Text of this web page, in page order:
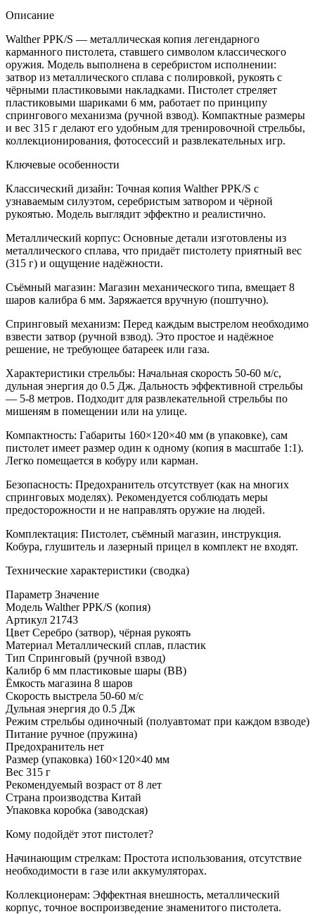
Описание
Walther PPK/S — металлическая копия легендарного
карманного пистолета, ставшего символом классического
оружия. Модель выполнена в серебристом исполнении:
затвор из металлического сплава с полировкой, рукоять с
чёрными пластиковыми накладками. Пистолет стреляет
пластиковыми шариками 6 мм, работает по принципу
спрингового механизма (ручной взвод). Компактные размеры
и вес 315 г делают его удобным для тренировочной стрельбы,
коллекционирования, фотосессий и развлекательных игр.
Ключевые особенности
Классический дизайн: Точная копия Walther PPK/S с
узнаваемым силуэтом, серебристым затвором и чёрной
рукоятью. Модель выглядит эффектно и реалистично.
Металлический корпус: Основные детали изготовлены из
металлического сплава, что придаёт пистолету приятный вес
(315 г) и ощущение надёжности.
Съёмный магазин: Магазин механического типа, вмещает 8
шаров калибра 6 мм. Заряжается вручную (поштучно).
Спринговый механизм: Перед каждым выстрелом необходимо
взвести затвор (ручной взвод). Это простое и надёжное
решение, не требующее батареек или газа.
Характеристики стрельбы: Начальная скорость 50-60 м/с,
дульная энергия до 0.5 Дж. Дальность эффективной стрельбы
— 5-8 метров. Подходит для развлекательной стрельбы по
мишеням в помещении или на улице.
Компактность: Габариты 160×120×40 мм (в упаковке), сам
пистолет имеет размер один к одному (копия в масштабе 1:1).
Легко помещается в кобуру или карман.
Безопасность: Предохранитель отсутствует (как на многих
спринговых моделях). Рекомендуется соблюдать меры
предосторожности и не направлять оружие на людей.
Комплектация: Пистолет, съёмный магазин, инструкция.
Кобура, глушитель и лазерный прицел в комплект не входят.
Технические характеристики (сводка)
Параметр Значение
Модель Walther PPK/S (копия)
Артикул 21743
Цвет Серебро (затвор), чёрная рукоять
Материал Металлический сплав, пластик
Тип Спринговый (ручной взвод)
Калибр 6 мм пластиковые шары (BB)
Ёмкость магазина 8 шаров
Скорость выстрела 50-60 м/с
Дульная энергия до 0.5 Дж
Режим стрельбы одиночный (полуавтомат при каждом взводе)
Питание ручное (пружина)
Предохранитель нет
Размер (упаковка) 160×120×40 мм
Вес 315 г
Рекомендуемый возраст от 8 лет
Страна производства Китай
Упаковка коробка (заводская)
Кому подойдёт этот пистолет?
Начинающим стрелкам: Простота использования, отсутствие
необходимости в газе или аккумуляторах.
Коллекционерам: Эффектная внешность, металлический
корпус, точное воспроизведение знаменитого пистолета.